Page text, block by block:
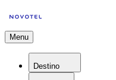
Menu
Destino